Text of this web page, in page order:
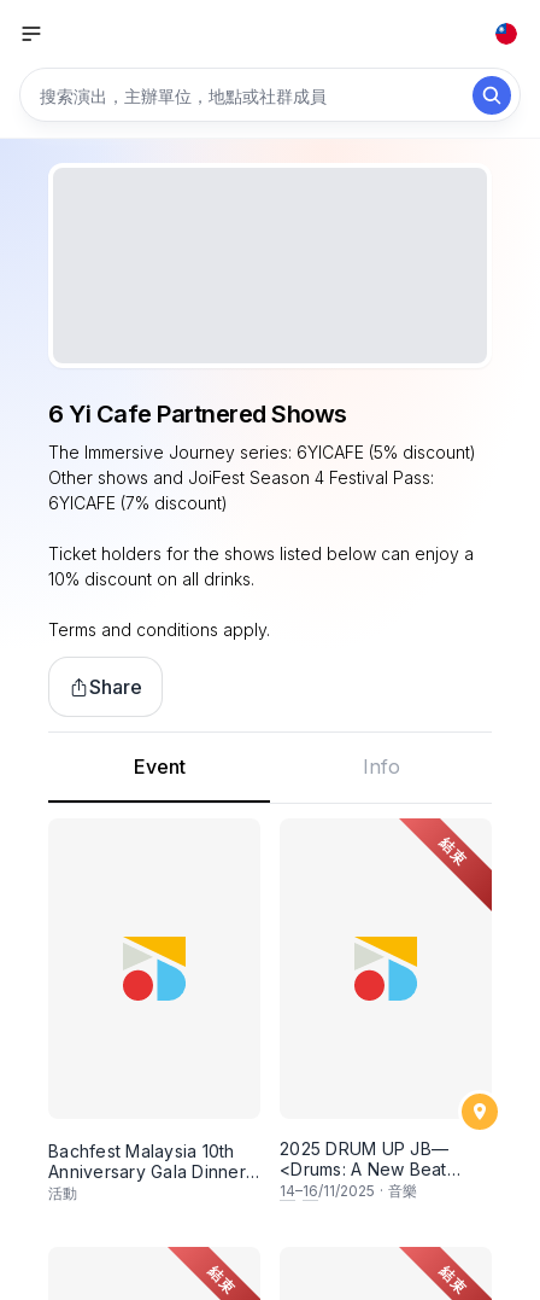
6 Yi Cafe Partnered Shows
The Immersive Journey series: 6YICAFE (5% discount)
Other shows and JoiFest Season 4 Festival Pass:
6YICAFE (7% discount)
Ticket holders for the shows listed below can enjoy a
10% discount on all drinks.
Terms and conditions apply.
Share
Event Info
Bachfest Malaysia 10th
Anniversary Gala Dinner
& Concert
活動
結束
2025 DRUM UP JB—
<Drums: A New Beat
Beckons> 2025年鼓动新
14–16/11/2025 · 音樂
結束 結束